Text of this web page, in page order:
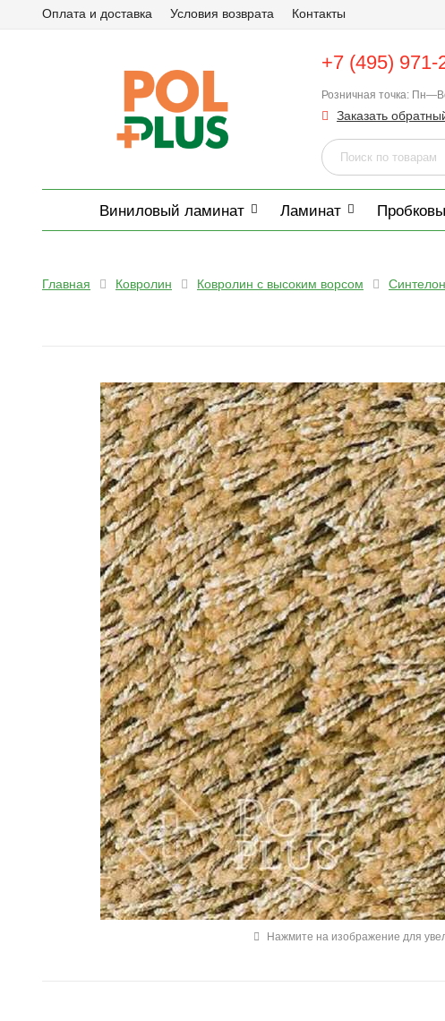
Оплата и доставка Условия возврата Контакты
+7 (495) 971-
Розничная точка:
Заказать
Виниловый ламинат Ламинат
Главная Ковролин Ковролин с высоким ворсом Синтелон
Нажмите на изображение для